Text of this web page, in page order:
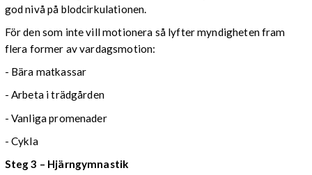
god nivå på blodcirkulationen.
För den som inte vill motionera så lyfter myndigheten fram
flera former av vardagsmotion:
- Bära matkassar
- Arbeta i trädgården
- Vanliga promenader
- Cykla
Steg 3 – Hjärngymnastik